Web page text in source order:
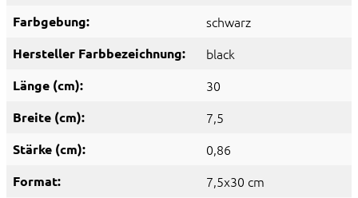
Farbgebung: schwarz
Hersteller Farbbezeichnung: black
Länge (cm): 30
Breite (cm): 7,5
Stärke (cm): 0,86
Format: 7,5x30 cm